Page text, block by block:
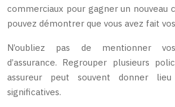
commerciaux pour gagner un nouveau
pouvez démontrer que vous avez fait
N’oubliez pas de mentionner
d’assurance. Regrouper plusieurs
assureur peut souvent donner
significatives.